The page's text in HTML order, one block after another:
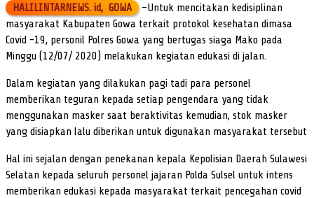
HALILINTARNEWS. id, GOWA –Untuk mencitakan kedisiplinan
masyarakat Kabupaten Gowa terkait protokol kesehatan dimasa
Covid -19, personil Polres Gowa yang bertugas siaga Mako pada
Minggu (12/07/ 2020) melakukan kegiatan edukasi di jalan.
Dalam kegiatan yang dilakukan pagi tadi para personel
memberikan teguran kepada setiap pengendara yang tidak
menggunakan masker saat beraktivitas kemudian, stok masker
yang disiapkan lalu diberikan untuk digunakan masyarakat tersebut
Hal ini sejalan dengan penekanan kepala Kepolisian Daerah Sulawesi
Selatan kepada seluruh personel jajaran Polda Sulsel untuk intens
memberikan edukasi kepada masyarakat terkait pencegahan covid